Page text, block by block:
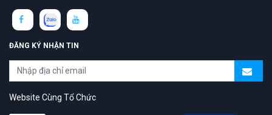
ĐĂNG KÝ NHẬN TIN
Website Cùng Tổ Chức